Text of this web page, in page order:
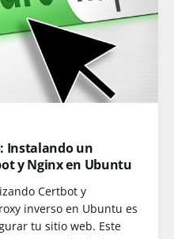
Instalando un
y Nginx en Ubuntu
Certbot y
inverso en Ubuntu es
tu sitio web. Este